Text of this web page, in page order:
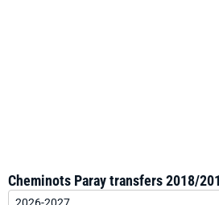
Cheminots Paray transfers 2018/